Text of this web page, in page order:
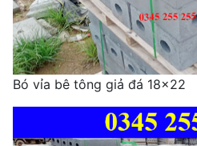
Bó vỉa bê tông giả đá 18x22